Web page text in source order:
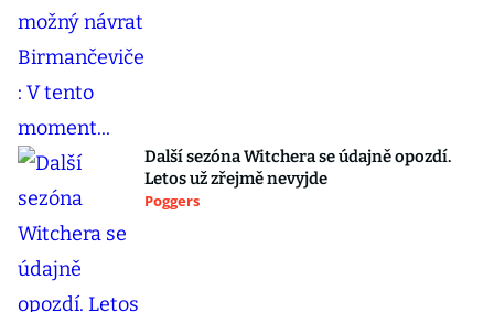
Další sezóna Witchera se údajně opozdí.
Letos už zřejmě nevyjde
Poggers